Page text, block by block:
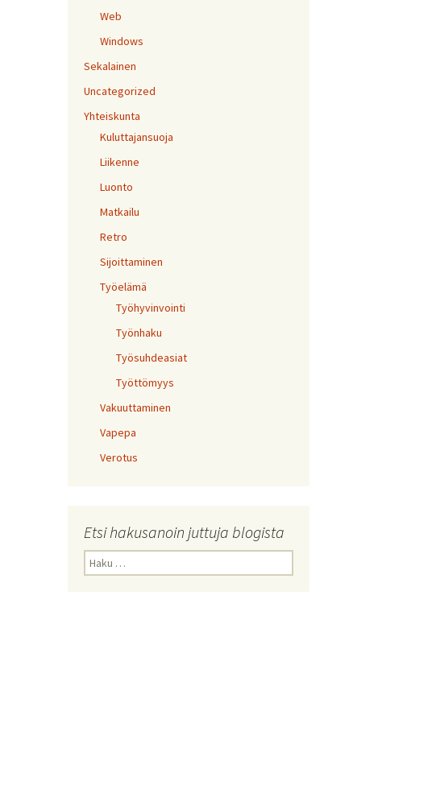
Web
Windows
Sekalainen
Uncategorized
Yhteiskunta
Kuluttajansuoja
Liikenne
Luonto
Matkailu
Retro
Sijoittaminen
Työelämä
Työhyvinvointi
Työnhaku
Työsuhdeasiat
Työttömyys
Vakuuttaminen
Vapepa
Verotus
Etsi hakusanoin juttuja blogista
Haku: